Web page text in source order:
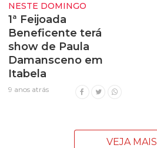
NESTE DOMINGO
1ª Feijoada
Beneficente terá
show de Paula
Damansceno em
Itabela
9 anos atrás
VEJA MAIS